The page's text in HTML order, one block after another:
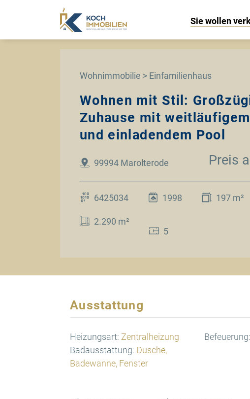
Sie wollen
Wohnimmobilie > Einfamilienhaus
Wohnen mit Stil:
Zuhause mit
und einladendem Pool
99994 Marolterode Preis
6425034 1998 197 m²
2.290 m²
5
Ausstattung
Heizungsart: Zentralheizung Befeuerung:
Badausstattung: Dusche,
Badewanne, Fenster